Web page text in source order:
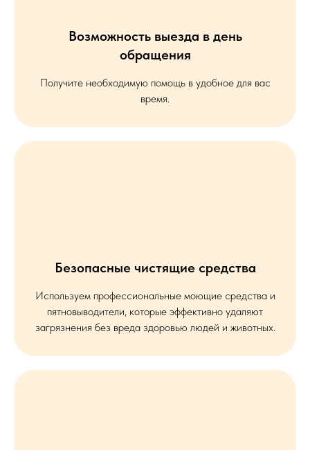
Возможность выезда в день
обращения
Получите необходимую помощь в удобное для вас
время.
Безопасные чистящие средства
Используем профессиональные моющие средства и
пятновыводители, которые эффективно удаляют
загрязнения без вреда здоровью людей и животных.